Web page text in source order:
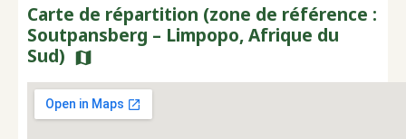
Carte de répartition (zone de référence :
Soutpansberg – Limpopo, Afrique du
Sud) map